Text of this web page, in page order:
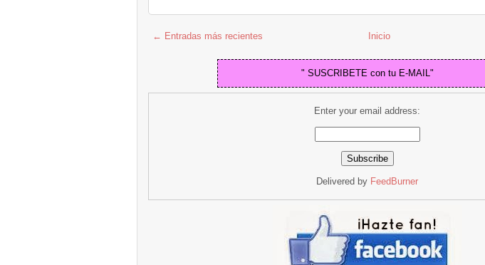
← Entradas más recientes Inicio
" SUSCRIBETE con tu E-MAIL"
Enter your email address:
Delivered by FeedBurner